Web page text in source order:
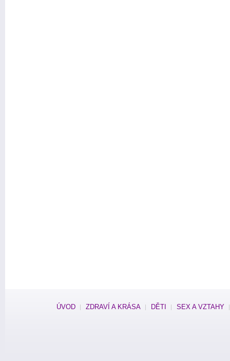
ÚVOD ZDRAVÍ A KRÁSA DĚTI SEX A VZTAHY